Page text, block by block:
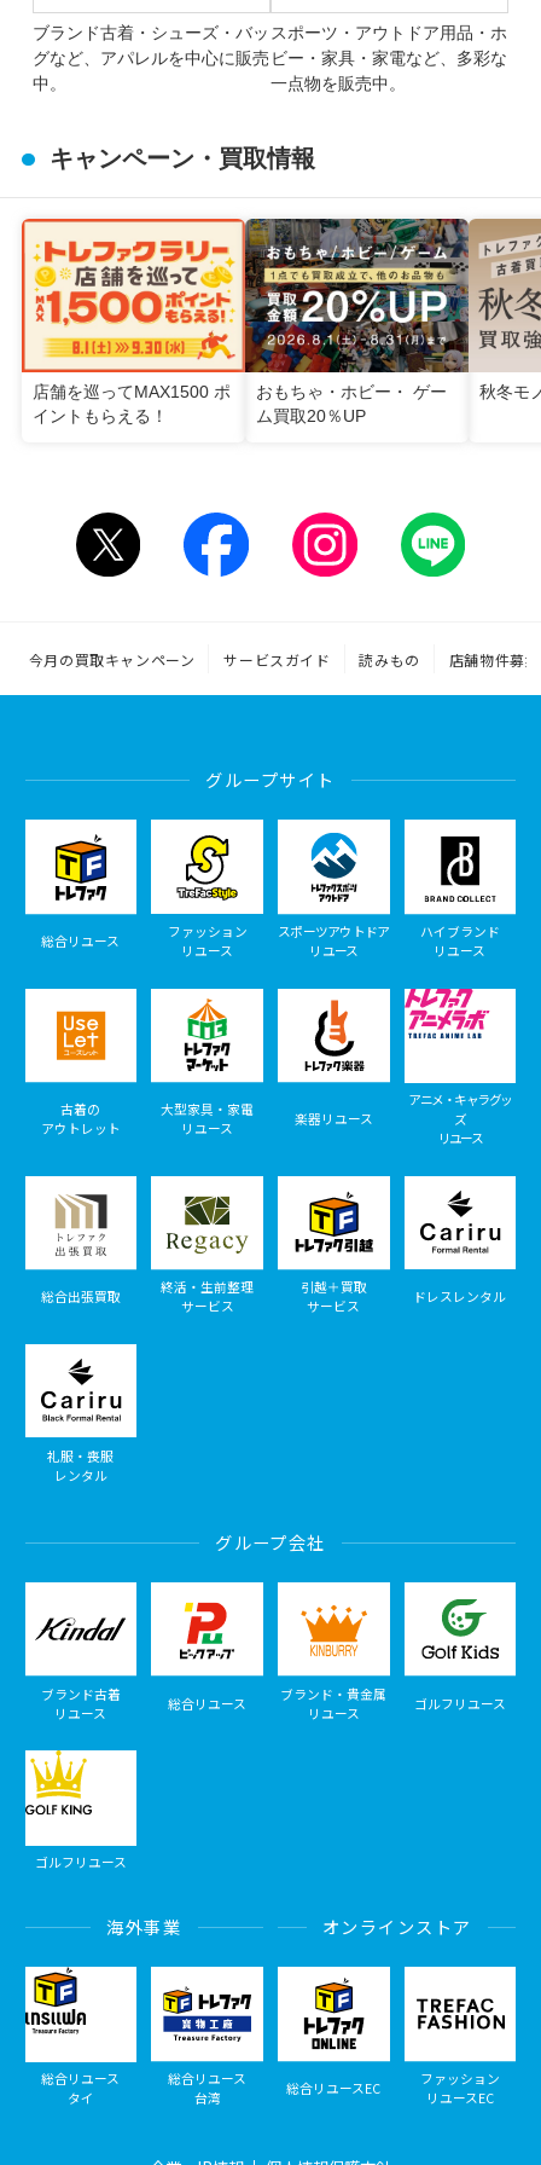
ブランド古着・シューズ・バッ
グなど、アパレルを中心に販売
中。
スポーツ・アウトドア用品・ホ
ビー・家具・家電など、多彩な
一点物を販売中。
キャンペーン・買取情報
店舗を巡ってMAX1500 ポ
イントもらえる！
おもちゃ・ホビー・ ゲー
ム買取20％UP
秋冬モ
今月の買取キャンペーン サービスガイド 読みもの 店舗物件募集
グループサイト
総合リユース
ファッション
リユース
スポーツアウトドア
リユース
ハイブランド
リユース
古着の
アウトレット
大型家具・家電
リユース
楽器リユース
アニメ・キャラグッ
ズ
リユース
総合出張買取
終活・生前整理
サービス
引越＋買取
サービス
ドレスレンタル
礼服・喪服
レンタル
グループ会社
ブランド古着
リユース
総合リユース
ブランド・貴金属
リユース
ゴルフリユース
ゴルフリユース
海外事業
総合リユース
タイ
総合リユース
台湾
オンラインストア
総合リユースEC
ファッション
リユースEC